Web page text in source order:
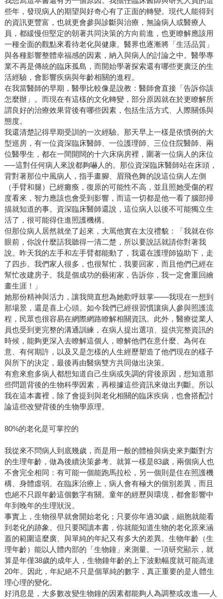
些年，發現病人的期望與好奇心有了正面的轉變。現代人能得到
的資訊更豐富，也就更會參與診斷與治療，無論病人或醫療人
員，都緩慢但堅定的朝著共同決策的方向前進，也更瞭解應該用
一種全面的觀點來看待老化與健康。醫界也逐漸將「生活品質」
與各種影響整體幸福感的因素，納入與病人的討論之中。醫學專
業不再是傳統的臨床孤島，而開始學著探索還有哪些更廣泛的生
活經驗，會影響疾病與年齡相關的進程。
在我當醫師的早期，醫學比較像是說教：醫師會直接「告訴你該
怎麼辦」。而現在有這樣的文化轉變，部分原因就在於更瞭解所
謂良好的治療效果背後有哪些因素，包括生活方式、人際關係與
態度。
我還清楚記得早期受訓的一次經驗。那天早上一樣是依慣例的大
型巡房，有一位資深臨床醫師、一位護理師、三位住院醫師、兩
位醫學生，都在一間開闊的十六床病房裡，圍著一位病人的床位
──這對任何病人來說都夠嚇人的。那位資深臨床醫師站在床頭，
背對著那位中風病人，指手畫腳、眉飛色舞的說這位病人左側
（手臂和腿）已經癱瘓，復原的可能性不高，並且照她受傷的程
度看來，智力應該也會受到影響，而這一切都是他一看了腦部掃
描就知道的事。資深臨床醫師還說，這位病人以後不可能獨立生
活了，很可能得住進照護機構。
但那位病人居然就坐了起來，大罵他實在太沒禮貌：「我就在你
眼前，你說什麼話我聽得一清二楚，所以要說話就請你對著我
說。昨天我的左手和左手臂都能動了，我還在護理師協助下，走
了四步。我們家人很多，也很幫忙，我要回家，而且他們已經在
幫忙改建房子。我是個成功的藝術家，告訴你，我一定會重回繪
畫生涯！」
她那份精神與活力，讓我簡直想為她歡呼鼓掌——我現在一想到
那場景，還是喜上心頭。如今我們已經很習慣讓病人參與照護流
程，民眾也很容易在網際網路瞭解相關資訊。此外，醫療從業人
員也受到更完整的溝通訓練，在病人提出選項、提供完整資訊的
時候，能夠更深入去瞭解這個人，瞭解他們在意什麼、為何在
意、有何期許，以及又是怎樣的人生經歷塑造了他們現在的樣子
與所下的決定，最後再由醫病雙方共同做出決策。
有愈來愈多病人都想知道自己生病或失調的背後原因，想知道那
些問題背後的生物科學因素，再根據這些資訊來做出判斷。所以
我在這本書裡，除了會提到與老化相關的臨床疾病，也會搭配討
論這些改變背後的生物學原理。
80%的老化是可掌控的
我從來不問病人到底幾歲，而是用一般的體檢與病史來判斷對方
的生理年齡，做為後續決策參考。就算一樣是83歲，兩個病人也
不會完全相同：有可能一個能跑馬拉松，另一個則是住在照護機
構、身體虛弱。在臨床治療上，病人會有極大的個別差異，而且
也絕不只跟年齡這個數字有關。童年的經歷與環境，都會影響中
年到晚年的生理狀況。
事實上，生物很早就會開始老化；只要你年過30歲，細胞就能看
到老化的跡象。但只要閱讀本書，你就能知道生物的老化原來涵
蓋的範圍這麼廣、與單純的年紀又有多大的差異。生物年齡（生
理年齡）能以人體內部的「生物鐘」來測量。一項研究顯示，就
算是年僅38歲的成年人，生物鐘年齡的上下波動幅度就可能高達
20年。因此，年紀絕不只是個單純的數字，真正重要的是人體生
理心理的變化。
好消息是，大多數改變生物鐘的因素都能夠人為調整或改進──人